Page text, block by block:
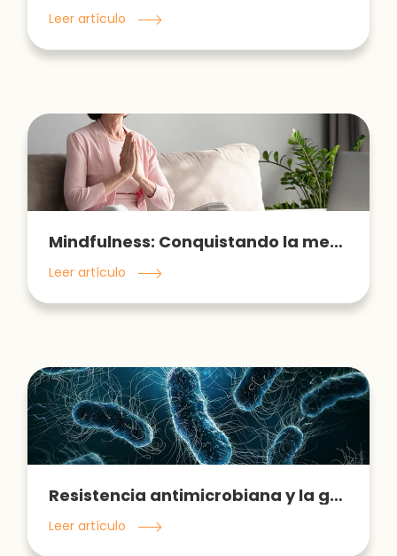
Leer artículo
Mindfulness: Conquistando la mente
Leer artículo
Resistencia antimicrobiana y la guerra contra las bacterias
Leer artículo